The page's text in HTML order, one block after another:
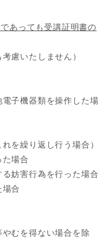
あっても受講証明書の
慮いたしません）
電子機器類を操作した場
を繰り返し行う場合）
た場合
妨害行為を行った場合
場合
むを得ない場合を除